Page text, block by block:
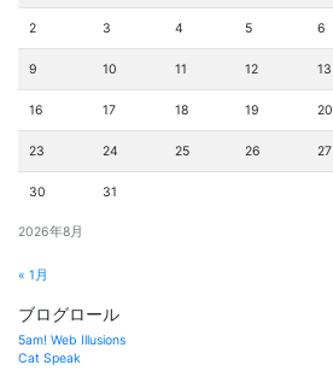
2026年8月
2 3 4 5 6
9 10 11 12 13
16 17 18 19 20
23 24 25 26 27
30 31
« 1月
ブログロール
5am! Web Illusions
Cat Speak